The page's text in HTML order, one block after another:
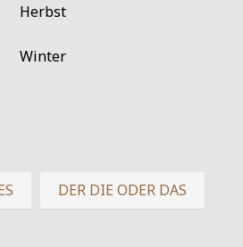
Herbst
Winter
DER DIE ODER DAS